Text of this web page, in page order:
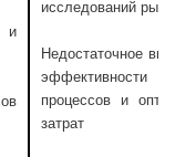
и
исследований рынка
Недостаточное
эффективности
процессов и
затрат